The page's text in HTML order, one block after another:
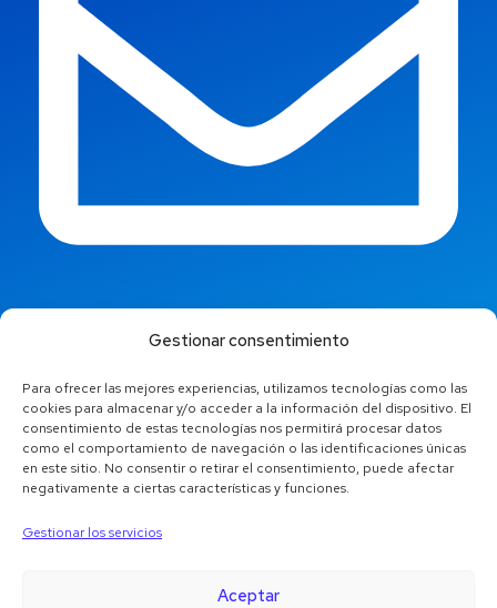
Gestionar consentimiento
Para ofrecer las mejores experiencias, utilizamos tecnologías como las
cookies para almacenar y/o acceder a la información del dispositivo. El
consentimiento de estas tecnologías nos permitirá procesar datos
como el comportamiento de navegación o las identificaciones únicas
en este sitio. No consentir o retirar el consentimiento, puede afectar
negativamente a ciertas características y funciones.
Gestionar los servicios
Aceptar